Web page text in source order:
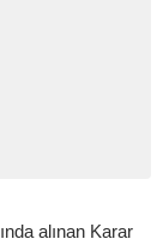
alınan Karar